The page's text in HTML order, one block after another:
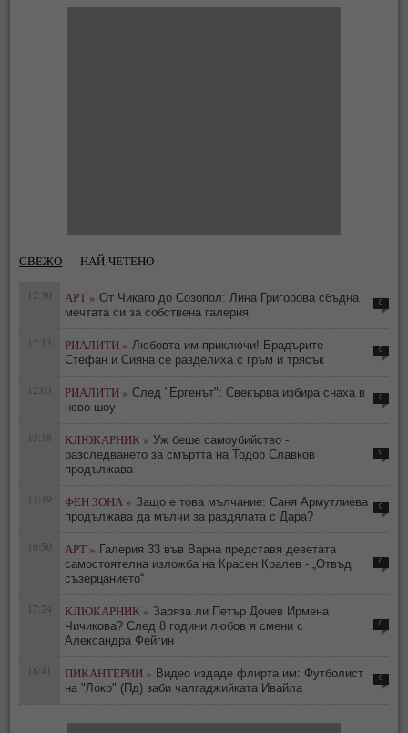
СВЕЖО НАЙ-ЧЕТЕНО
12:30 АРТ » От Чикаго до Созопол: Лина Григорова сбъдна
мечтата си за собствена галерия
0
12:13 РИАЛИТИ » Любовта им приключи! Брадърите
Стефан и Сияна се разделиха с гръм и трясък
0
12:03 РИАЛИТИ » След "Ергенът": Свекърва избира снаха в
ново шоу
0
13:18 КЛЮКАРНИК » Уж беше самоубийство -
разследването за смъртта на Тодор Славков
продължава
0
11:49 ФЕН ЗОНА » Защо е това мълчание: Саня Армутлиева
продължава да мълчи за раздялата с Дара?
0
10:50 АРТ » Галерия 33 във Варна представя деветата
самостоятелна изложба на Красен Кралев - „Отвъд
съзерцанието“
0
17:24 КЛЮКАРНИК » Заряза ли Петър Дочев Ирмена
Чичикова? След 8 години любов я смени с
Александра Фейгин
0
16:41 ПИКАНТЕРИИ » Видео издаде флирта им: Футболист
на "Локо" (Пд) заби чалгаджийката Ивайла
0